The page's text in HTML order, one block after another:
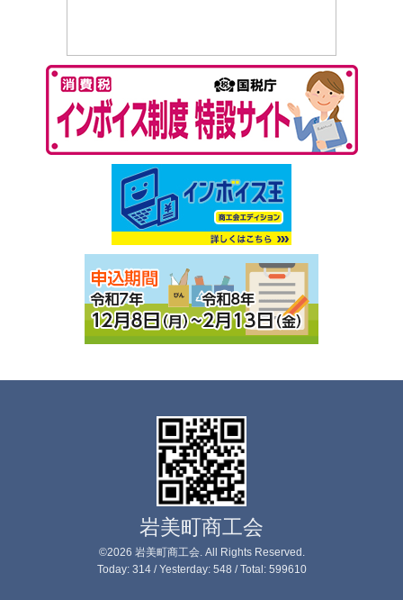
岩美町商工会
©2026 岩美町商工会. All Rights Reserved.
Today: 314/ Yesterday: 548 / Total: 599610